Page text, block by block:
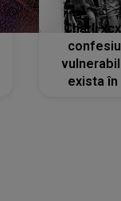
Charli
exista